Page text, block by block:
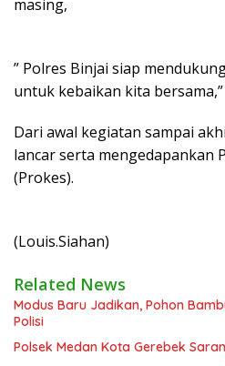
masing,
” Polres Binjai siap
untuk kebaikan kita
Dari awal kegiatan sampai
lancar serta mengedapankan
(Prokes).
(Louis.Siahan)
Related News
Modus Baru Jadikan, Pohon
Polisi
Polsek Medan Kota Gerebek